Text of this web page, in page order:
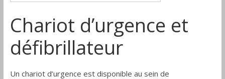
Chariot d’urgence et
défibrillateur
Un chariot d’urgence est disponible au sein de